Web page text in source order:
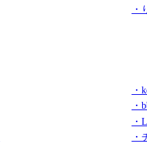
・
・
・
・